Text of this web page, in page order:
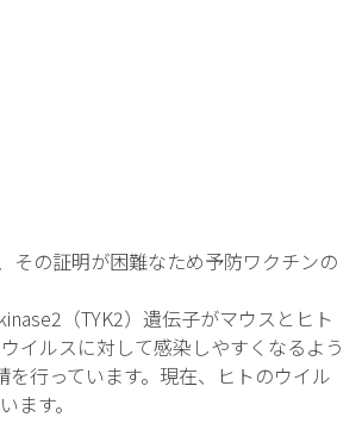
の証明が困難なため予防ワクチンの
（TYK2）遺伝子がマウスとヒト
イルスに対して感染しやすくなるよう
行っています。現在、ヒトのウイル
す。